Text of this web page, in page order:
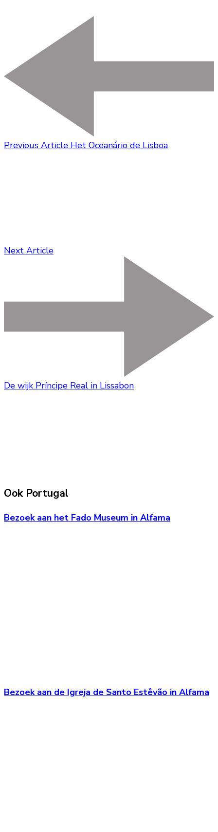
Previous Article Het Oceanário de Lisboa
Next Article
De wijk Príncipe Real in Lissabon
Ook Portugal
Bezoek aan het Fado Museum in Alfama
Bezoek aan de Igreja de Santo Estêvão in Alfama